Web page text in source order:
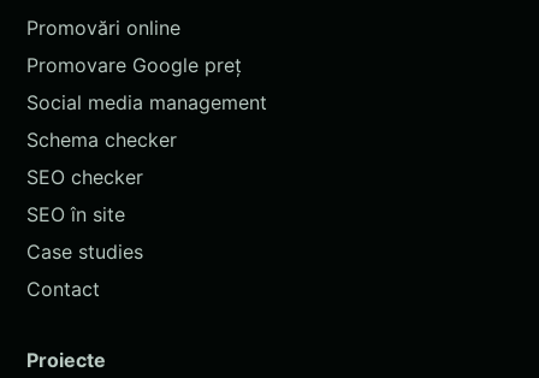
Promovări online
Promovare Google preț
Social media management
Schema checker
SEO checker
SEO în site
Case studies
Contact
Proiecte